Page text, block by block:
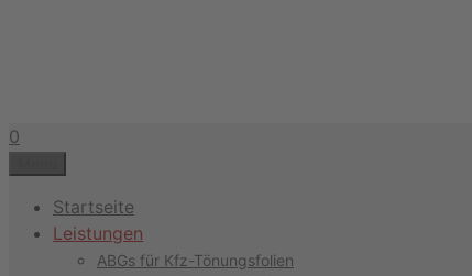
0
Startseite
Leistungen
ABGs für Kfz-Tönungsfolien